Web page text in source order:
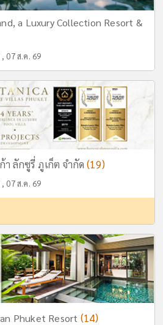
a Luxury Collection Resort &
, 07 ส.ค. 69
ลักซูรี่ ภูเก็ต จำกัด(19)
, 07 ส.ค. 69
Phuket Resort (14)